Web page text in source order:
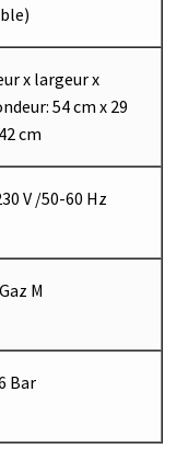
x largeur x
54 cm x 29
cm
V /50-60 Hz
M
Bar